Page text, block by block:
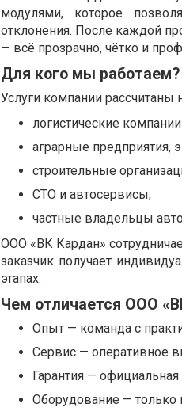
модулями, которое
отклонения. После каждой
— всё прозрачно, чётко и
Для кого мы работаем?
Услуги компании рассчитаны
логистические
аграрные предприятия,
строительные
СТО и автосервисы;
частные владельцы
ООО «ВК Кардан»
заказчик получает
этапах.
Чем отличается ООО
Опыт — команда с
Сервис — оперативное
Гарантия —
Оборудование — только